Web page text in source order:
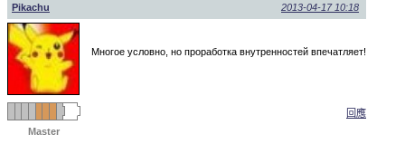
Pikachu 2013-04-17 10:18
Master
Многое условно, но проработка внутренностей впечатляет!
回應